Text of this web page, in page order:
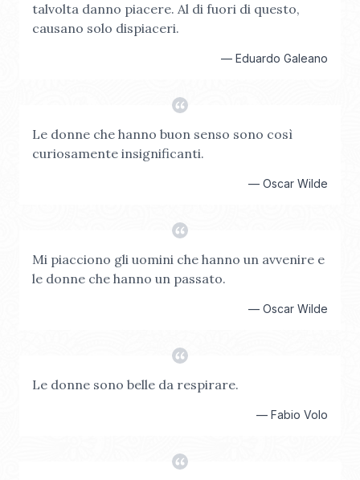
talvolta danno piacere. Al di fuori di questo,
causano solo dispiaceri.
— Eduardo Galeano
Le donne che hanno buon senso sono così
curiosamente insignificanti.
— Oscar Wilde
Mi piacciono gli uomini che hanno un avvenire e
le donne che hanno un passato.
— Oscar Wilde
Le donne sono belle da respirare.
— Fabio Volo